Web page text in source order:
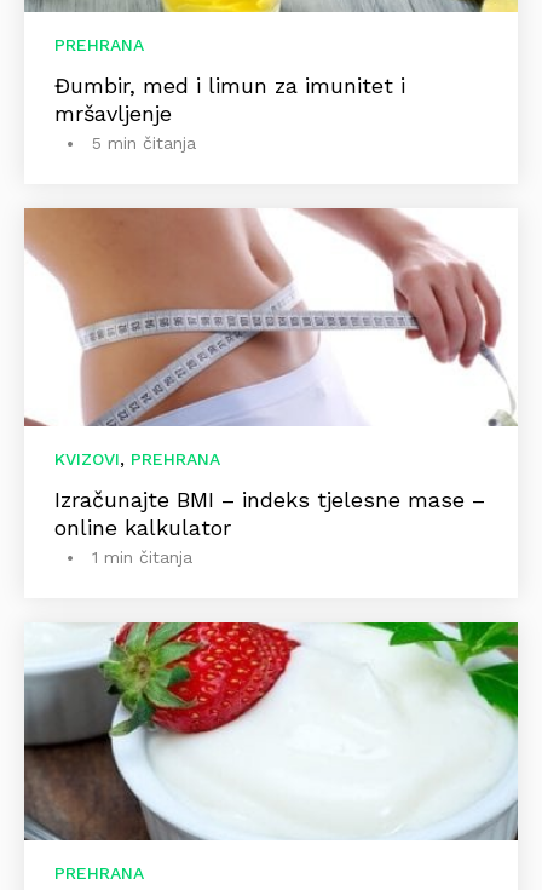
PREHRANA
Đumbir, med i limun za imunitet i
mršavljenje
5 min čitanja
KVIZOVI, PREHRANA
Izračunajte BMI – indeks tjelesne mase –
online kalkulator
1 min čitanja
PREHRANA